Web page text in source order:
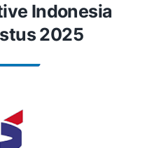
Indonesia
2025